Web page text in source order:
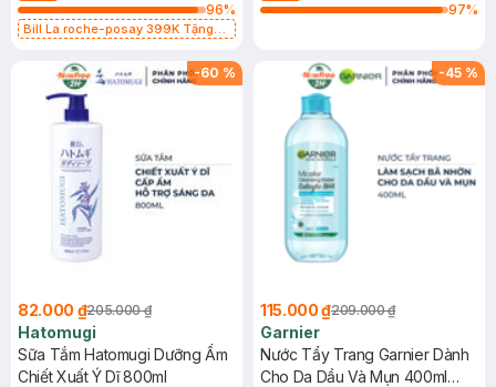
96%
Bill La roche-posay 399K Tặng
(SL có hạn)
97%
-60 %
82.000 ₫205.000 ₫
Hatomugi
Sữa Tắm Hatomugi Dưỡng Ẩm
Chiết Xuất Ý Dĩ 800ml
-45 %
115.000 ₫209.000 ₫
Garnier
Nước Tẩy Trang Garnier Dành
Cho Da Dầu Và Mụn 400ml